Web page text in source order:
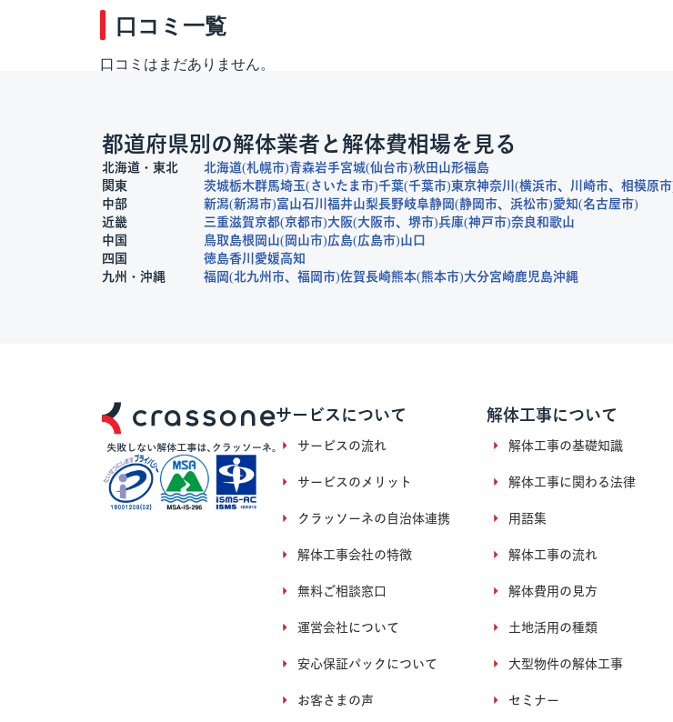
口コミ一覧
口コミはまだありません。
都道府県別の解体業者と解体費相場を見る
北海道・東北 北海道 札幌市 青森岩手宮城 仙台市 秋田 山形福島
関東
茨城栃木群馬埼玉 さいたま市 千葉 千葉市 東京神奈川 横浜市 川崎市
相模原市
中部
新潟 新潟市 富山石川 福井山梨長野岐阜静岡 静岡市 浜松市 愛知 名古屋市
近畿
三重滋賀京都 京都市 大阪 大阪市 堺市 兵庫 神戸市 奈良和歌山
中国
鳥取 島根 岡山 岡山市 広島 広島市 山口
四国
徳島香川 愛媛高知
九州・沖縄
福岡 北九州市 福岡市 佐賀長崎熊本 熊本市 大分宮崎鹿児島沖縄
サービスについて
サービスの流れ
サービスのメリット
クラッソーネの自治体連携
解体工事会社の特徴
無料ご相談窓口
運営会社について
安心保証パックについて
お客さまの声
解体工事について
解体工事の基礎知識
解体工事に関わる法律
用語集
解体工事の流れ
解体費用の見方
土地活用の種類
大型物件の解体工事
セミナー